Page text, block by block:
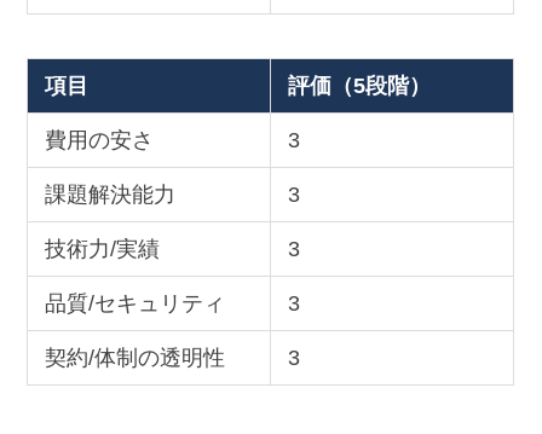
項目 評価（5段階）
費用の安さ 3
課題解決能力 3
技術力/実績 3
品質/セキュリティ 3
契約/体制の透明性 3